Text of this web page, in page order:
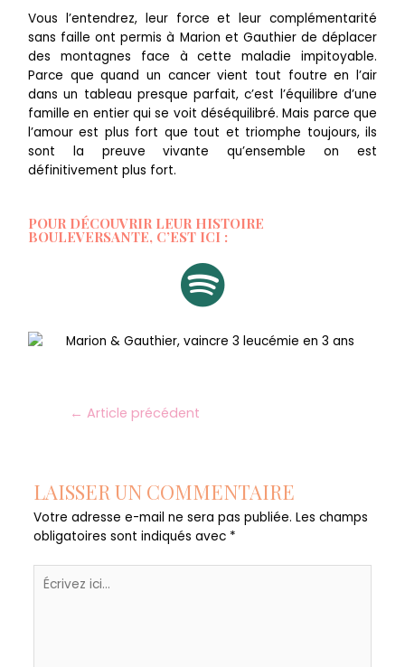
Vous l’entendrez, leur force et leur complémentarité
sans faille ont permis à Marion et Gauthier de déplacer
des montagnes face à cette maladie impitoyable.
Parce que quand un cancer vient tout foutre en l’air
dans un tableau presque parfait, c’est l’équilibre d’une
famille en entier qui se voit déséquilibré. Mais parce que
l’amour est plus fort que tout et triomphe toujours, ils
sont la preuve vivante qu’ensemble on est
définitivement plus fort.
POUR DÉCOUVRIR LEUR HISTOIRE
BOULEVERSANTE, C’EST ICI :
← Article précédent
LAISSER UN COMMENTAIRE
Votre adresse e-mail ne sera pas publiée. Les champs
obligatoires sont indiqués avec *